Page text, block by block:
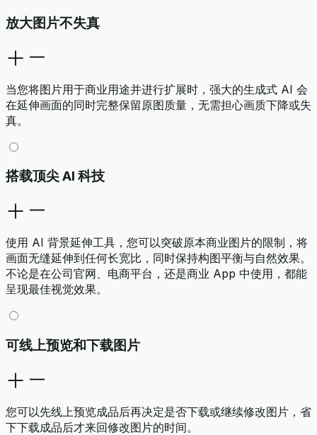
放大图片不失真
当您将图片用于商业用途并进行扩展时，强大的生成式 AI 会
在延伸画面的同时完整保留原图质量，无需担心画质下降或失
真。
搭载顶尖 AI 科技
使用 AI 背景延伸工具，您可以突破原本商业图片的限制，将
画面无缝延伸到任何长宽比，同时保持构图平衡与自然效果。
不论是在公司官网、电商平台，还是商业 App 中使用，都能
呈现最佳视觉效果。
可线上预览和下载图片
您可以先线上预览成品后再决定是否下载或继续修改图片，省
下下载成品后才来回修改图片的时间。